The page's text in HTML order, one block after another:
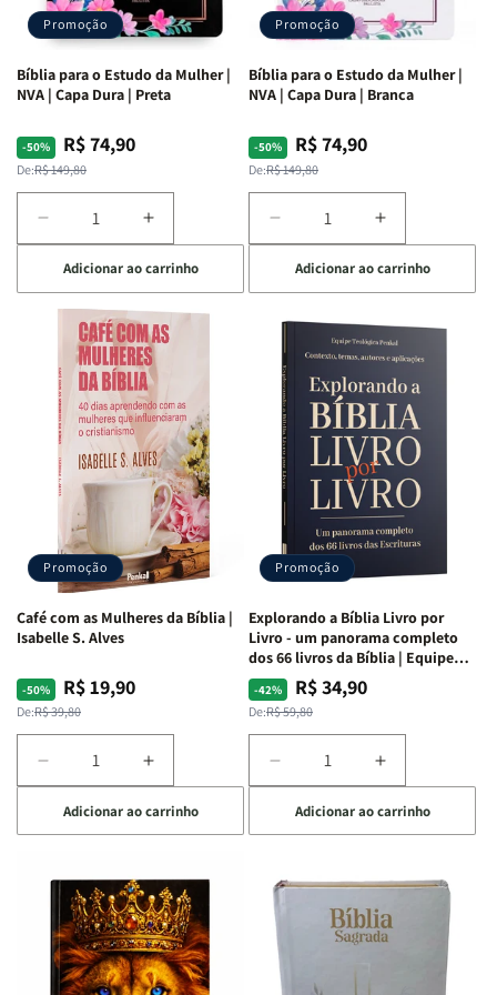
Promoção
Bíblia para o Estudo da Mulher |
NVA | Capa Dura | Preta
-50%
Preço
normal
De:R$ 149,80
Preço
promocional
R$ 74,90
Diminuir
a
quantidade
de
Bíblia
para
Estudo
da
Mulher
NVA
Capa
Dura
|
Preta
Aumentar
a
quantidade
de
Bíblia
para
o
Estudo
da
Mulher
|
NVA
|
Capa
Dura
|
Adicionar ao carrinho
Promoção
Bíblia para o Estudo da Mulher |
NVA | Capa Dura | Branca
-50%
Preço
normal
De:R$ 149,80
Preço
promocional
R$ 74,90
Diminuir
a
quantidade
de
Bíblia
o
Estudo
da
Mulher
NVA
Capa
Dura
|
Aumentar
a
quantidade
de
Bíblia
para
o
Estudo
Mulher
|
NVA
|
Capa
Dura
|
Adicionar ao carrinho
Promoção
Café com as Mulheres da Bíblia |
Isabelle S. Alves
-50%
Preço
normal
De:R$ 39,80
Preço
promocional
R$ 19,90
Diminuir
a
quantidade
de
com
Mulheres
da
Bíblia
Aumentar
a
quantidade
de
com
as
Mulheres
da
Bíblia
Adicionar ao carrinho
Promoção
Explorando a Bíblia Livro por
Livro - um panorama completo
dos 66 livros da Bíblia | Equipe
teológica Penkal
-42%
Preço
normal
De:R$ 59,80
Preço
promocional
R$ 34,90
Diminuir
a
quantidade
de
a
Bíblia
Livro
por
Livro
Aumentar
a
quantidade
de
a
Bíblia
Livro
Adicionar ao carrinho